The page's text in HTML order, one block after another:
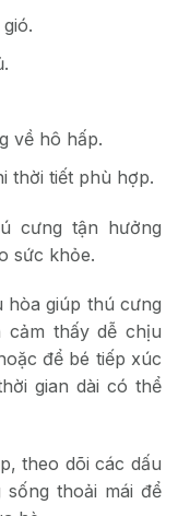
về hô hấp.
thời tiết phù hợp.
cưng tận hưởng
sức khỏe.
hòa giúp thú cưng
thấy dễ chịu
để bé tiếp xúc
gian dài có thể
theo dõi các dấu
thoải mái để